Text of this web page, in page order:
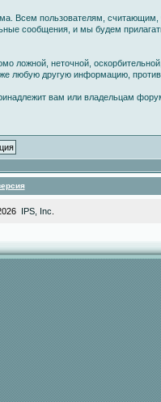
Всем пользователям,
сообщения, и мы будем
ложной, неточной,
любую другую информацию,
вам или владельцам
IPS, Inc